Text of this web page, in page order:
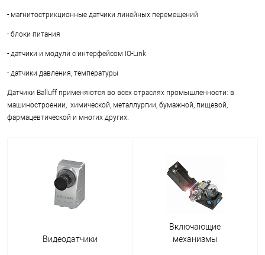
- магнитострикционные датчики линейных перемещений
- блоки питания
- датчики и модули с интерфейсом IO-Link
- датчики давления, температуры
Датчики Balluff применяются во всех отраслях промышленности: в
машиностроении, химической, металлургии, бумажной, пищевой,
фармацевтической и многих других.
Видеодатчики
Включающие
механизмы